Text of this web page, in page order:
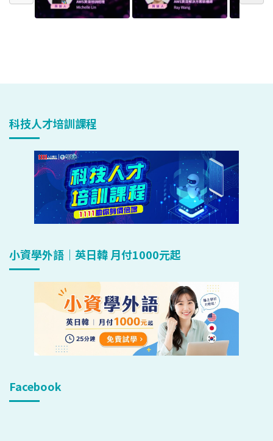
科技人才培訓課程
小資學外語｜英日韓 月付1000元起
Facebook